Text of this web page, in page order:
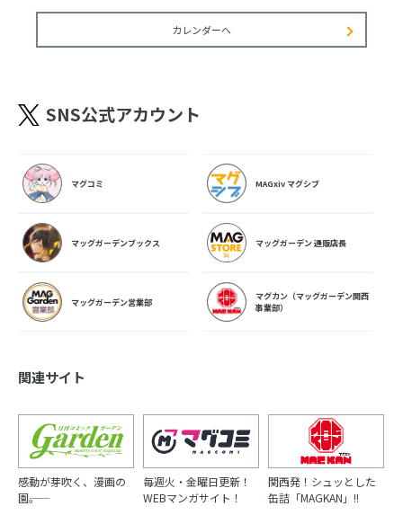
カレンダーへ
SNS公式アカウント
マグコミ MAGxiv マグシブ
マッグガーデンブックス マッグガーデン 通販店長
マッグガーデン営業部
マグカン（マッグガーデン関西
事業部）
関連サイト
感動が芽吹く、漫画の
園――。
毎週火・金曜日更新！
WEBマンガサイト！
関西発！シュッとした
缶詰「MAGKAN」!!